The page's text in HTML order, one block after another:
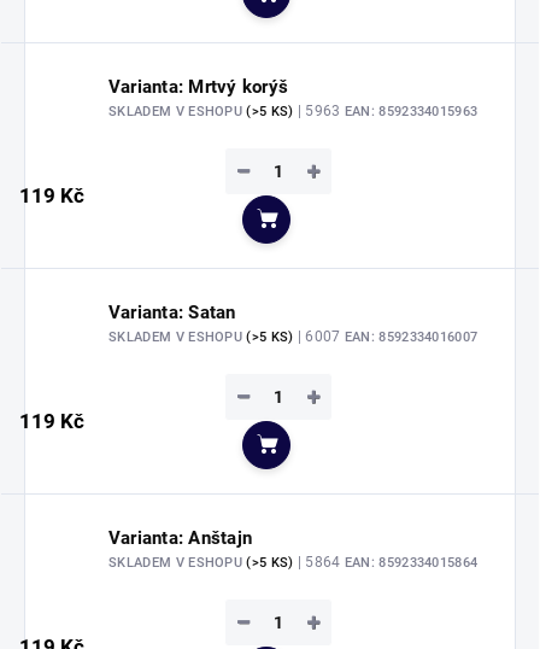
Do košíku
Varianta: Mrtvý korýš
SKLADEM V ESHOPU(>5 KS) | 5963 EAN: 8592334015963
119 Kč
+
−
Do košíku
Varianta: Satan
SKLADEM V ESHOPU(>5 KS) | 6007 EAN: 8592334016007
119 Kč
+
−
Do košíku
Varianta: Anštajn
SKLADEM V ESHOPU(>5 KS) | 5864 EAN: 8592334015864
+
−